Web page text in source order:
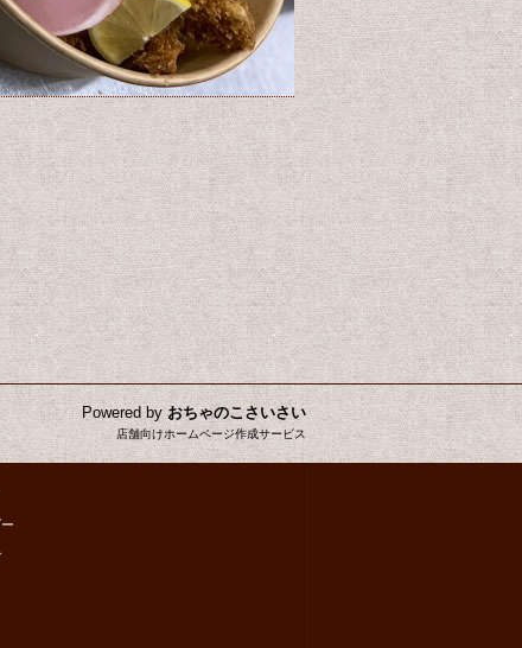
Powered byおちゃのこさいさい
店舗向けホームページ作成サービス